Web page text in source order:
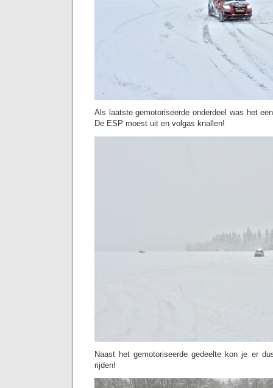
Als laatste gemotoriseerde onderdeel was het
De ESP moest uit en volgas knallen!
Naast het gemotoriseerde gedeelte kon je er
rijden!